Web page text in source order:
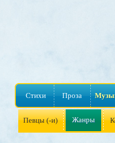
Стихи Проза
Певцы (-и) Жанры